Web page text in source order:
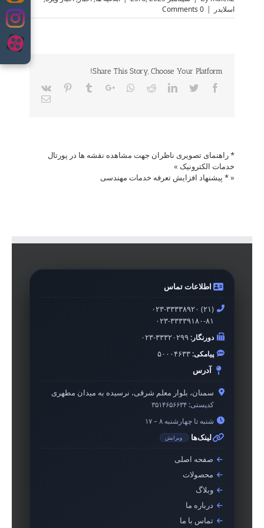
content
اسلایدر
|
0 Comments
Share This Story, Choose Your Platform!
Facebook
Twitter
LinkedIn
Reddit
Whatsapp
Google+
Tumblr
Pinterest
Vk
Email
* راهنمای تصویری ناظران جهت مشاهده نقشه ها در پورتال
خدمات الکترونیک »
«* پیشنهاد افزایش تعرفه خدمات مهندسی
اطلاعات تماس
۰۲۳-۳۳۳۳۸۹۲۰ (۲۱)
۰۲۳-۳۳۳۳۹۱۸۰-۸۱
دورنگار:۰۲۳-۳۳۳۲۰۲۹۹
پیامکی:۵۰۰۰۴۶۳۳
آدرس
سمنان، بلوار معلم شرقی، نرسیده به میدان مطهری
کدپستی: ۳۵۱۴۶۵۶۶۳۴
شنبه تا چهارشنبه ۸ – ۱۷
لینک‌ها ویرایش
صفحه اصلی
محصولات
وبلاگ
درباره ما
تماس با ما